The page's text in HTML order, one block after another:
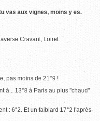
vas aux vignes, moins y es.
Cravant, Loiret.
pas moins de 21°9 !
à... 13°8 à Paris au plus "chaud"
: 6°2. Et un faiblard 17°2 l'après-